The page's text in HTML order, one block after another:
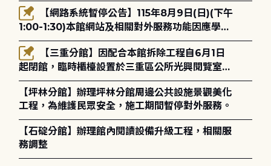
1:00-1:30)本館網站及相關對外服務功能因應學術
網路升級更新將暫停服務。
起閉館，臨時櫃檯設置於三重區公所光興閱覽室，
造成不便，敬請見諒。
【坪林分館】辦理坪林分館周邊公共設施景觀美化
工程，為維護民眾安全，施工期間暫停對外服務。
【石碇分館】辦理館內閱讀設備升級工程，相關服
務調整